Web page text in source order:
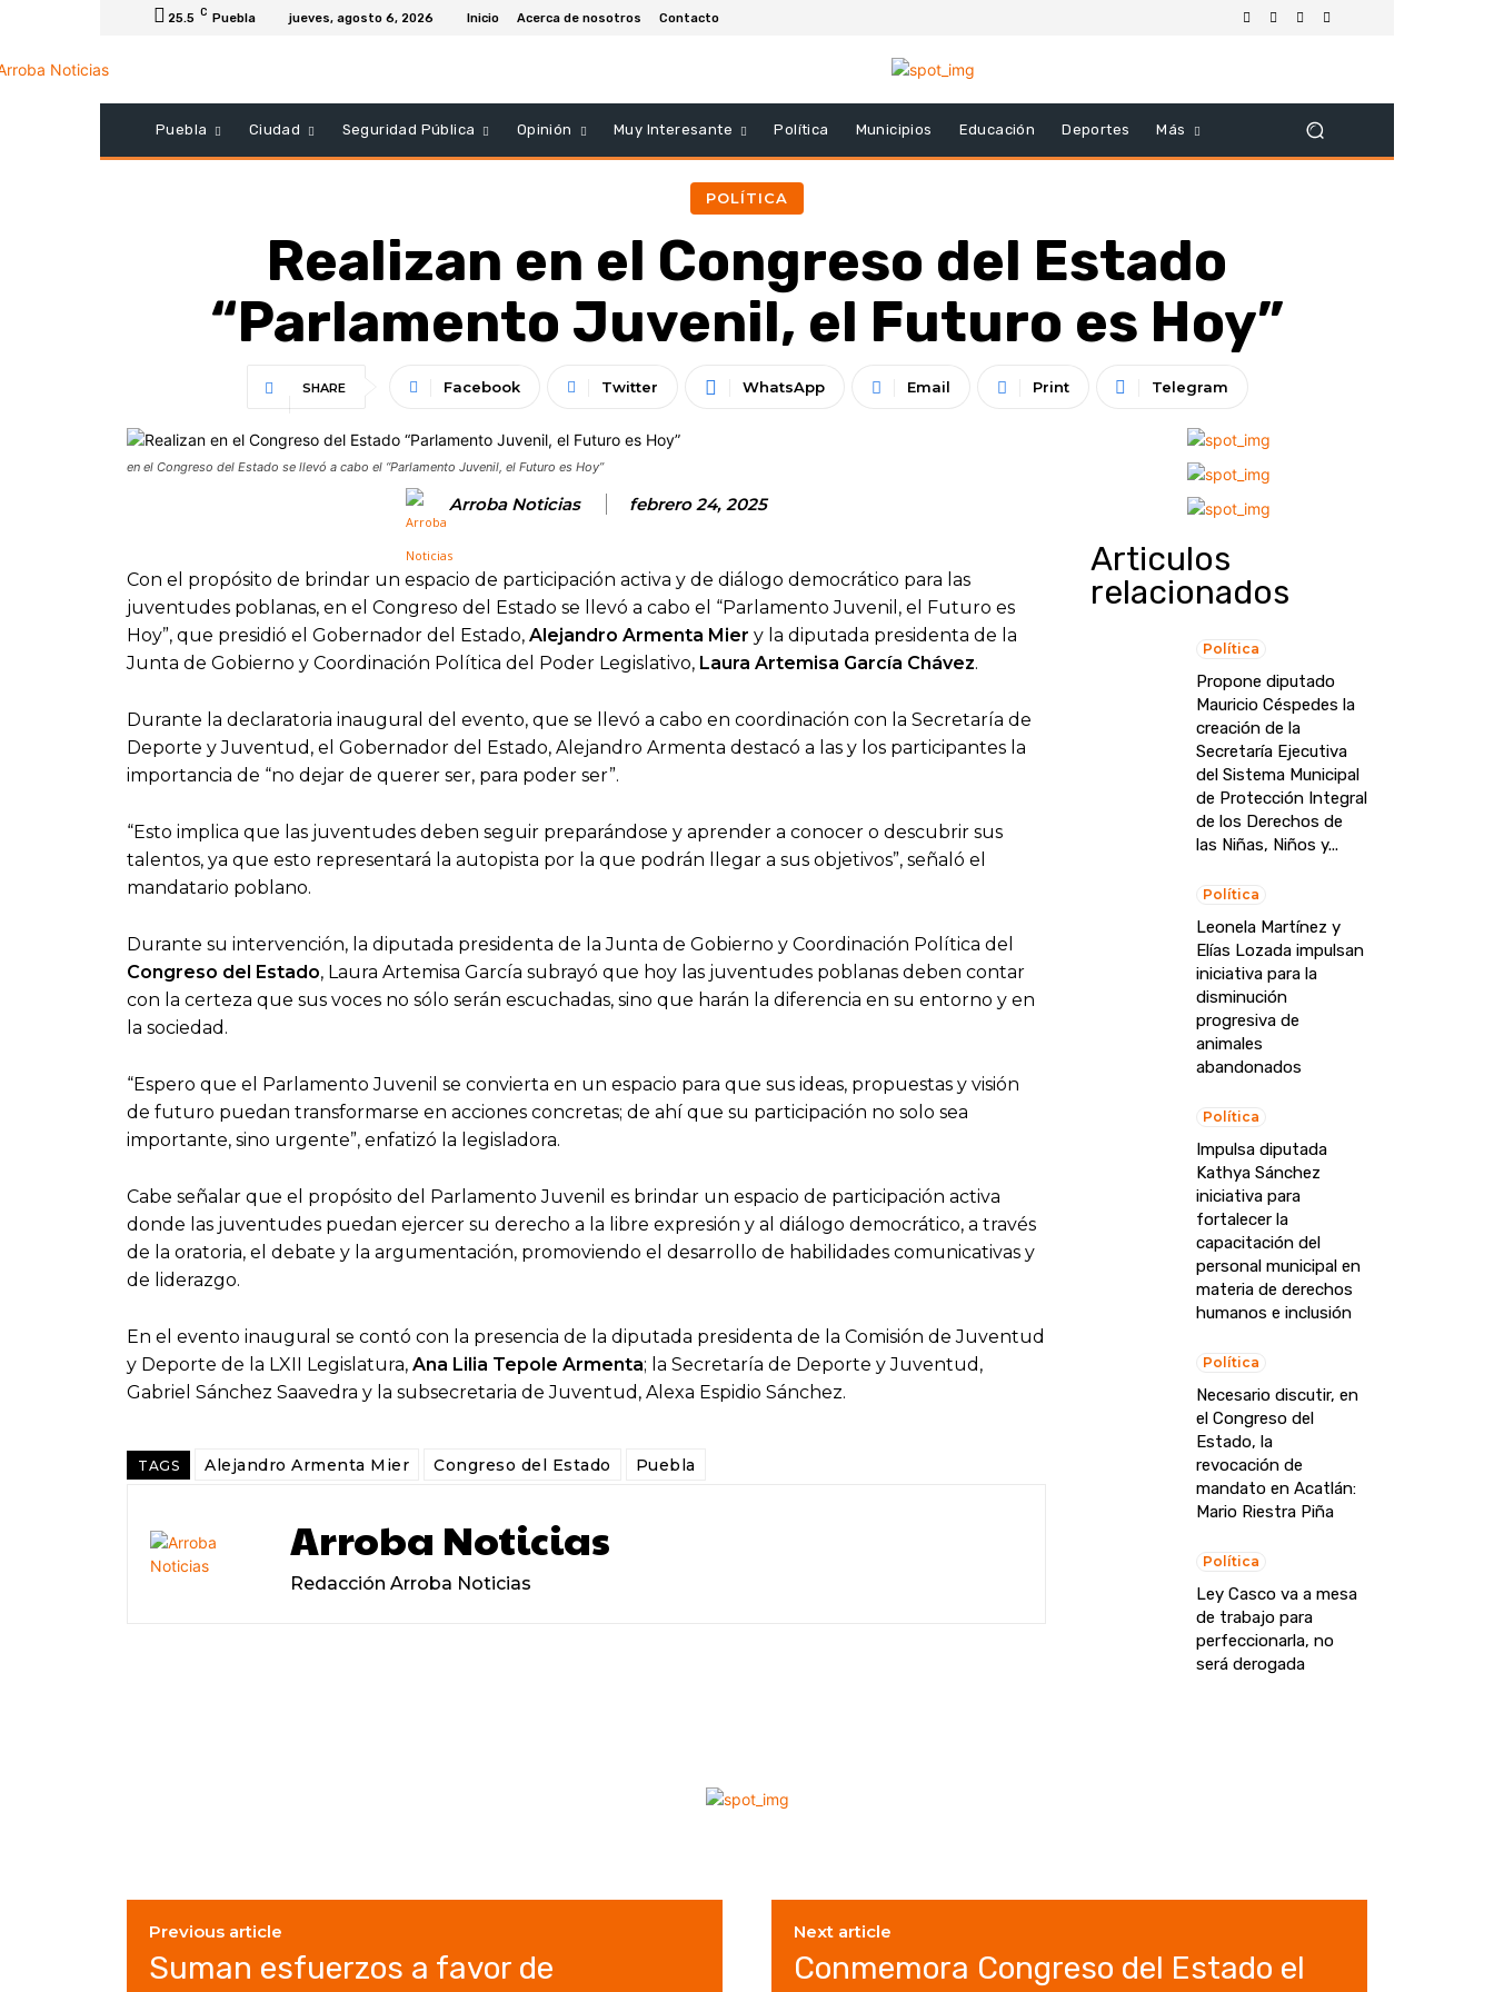
25.5 C Puebla jueves, agosto 6, 2026 Inicio Acerca de nosotros Contacto
Puebla Ciudad Seguridad Pública Opinión Muy Interesante Política Municipios Educación Deportes Más
POLÍTICA
Realizan en el Congreso del Estado
“Parlamento Juvenil, el Futuro es Hoy”
SHARE Facebook Twitter WhatsApp Email Print Telegram
en el Congreso del Estado se llevó a cabo el “Parlamento Juvenil, el Futuro es Hoy”
Arroba Noticias febrero 24, 2025
Con el propósito de brindar un espacio de participación activa y de diálogo democrático para las
juventudes poblanas, en el Congreso del Estado se llevó a cabo el “Parlamento Juvenil, el Futuro es
Hoy”, que presidió el Gobernador del Estado, Alejandro Armenta Mier y la diputada presidenta de la
Junta de Gobierno y Coordinación Política del Poder Legislativo, Laura Artemisa García Chávez.
Durante la declaratoria inaugural del evento, que se llevó a cabo en coordinación con la Secretaría de
Deporte y Juventud, el Gobernador del Estado, Alejandro Armenta destacó a las y los participantes la
importancia de “no dejar de querer ser, para poder ser”.
“Esto implica que las juventudes deben seguir preparándose y aprender a conocer o descubrir sus
talentos, ya que esto representará la autopista por la que podrán llegar a sus objetivos”, señaló el
mandatario poblano.
Durante su intervención, la diputada presidenta de la Junta de Gobierno y Coordinación Política del
Congreso del Estado, Laura Artemisa García subrayó que hoy las juventudes poblanas deben contar
con la certeza que sus voces no sólo serán escuchadas, sino que harán la diferencia en su entorno y en
la sociedad.
“Espero que el Parlamento Juvenil se convierta en un espacio para que sus ideas, propuestas y visión
de futuro puedan transformarse en acciones concretas; de ahí que su participación no solo sea
importante, sino urgente”, enfatizó la legisladora.
Cabe señalar que el propósito del Parlamento Juvenil es brindar un espacio de participación activa
donde las juventudes puedan ejercer su derecho a la libre expresión y al diálogo democrático, a través
de la oratoria, el debate y la argumentación, promoviendo el desarrollo de habilidades comunicativas y
de liderazgo.
En el evento inaugural se contó con la presencia de la diputada presidenta de la Comisión de Juventud
y Deporte de la LXII Legislatura, Ana Lilia Tepole Armenta; la Secretaría de Deporte y Juventud,
Gabriel Sánchez Saavedra y la subsecretaria de Juventud, Alexa Espidio Sánchez.
TAGS Alejandro Armenta Mier Congreso del Estado Puebla
Arroba Noticias
Redacción Arroba Noticias
Articulos
relacionados
Política
Propone diputado
Mauricio Céspedes la
creación de la
Secretaría Ejecutiva
del Sistema Municipal
de Protección Integral
de los Derechos de
las Niñas, Niños y...
Política
Leonela Martínez y
Elías Lozada impulsan
iniciativa para la
disminución
progresiva de
animales
abandonados
Política
Impulsa diputada
Kathya Sánchez
iniciativa para
fortalecer la
capacitación del
personal municipal en
materia de derechos
humanos e inclusión
Política
Necesario discutir, en
el Congreso del
Estado, la
revocación de
mandato en Acatlán:
Mario Riestra Piña
Política
Ley Casco va a mesa
de trabajo para
perfeccionarla, no
será derogada
Previous article
Suman esfuerzos a favor de
Next article
Conmemora Congreso del Estado el